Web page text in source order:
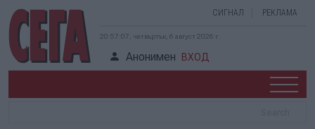
СИГНАЛ РЕКЛАМА
20:57:08, четвъртък, 6 август 2026 г.
Анонимен ВХОД